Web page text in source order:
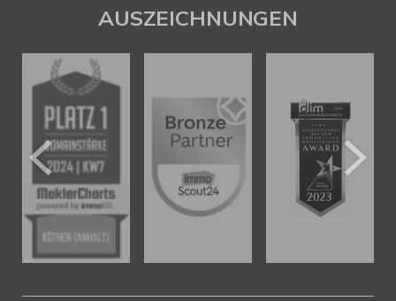
AUSZEICHNUNGEN